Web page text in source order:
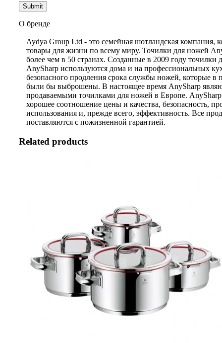
О бренде
Aydya Group Ltd - это семейная шотландская компания,
товары для жизни по всему миру. Точилки для ножей
более чем в 50 странах. Созданные в 2009 году точилки
AnySharp используются дома и на профессиональных
безопасного продления срока службы ножей, которые в
были бы выброшены. В настоящее время AnySharp
продаваемыми точилками для ножей в Европе. AnySharp
хорошее соотношение цены и качества, безопасность,
использования и, прежде всего, эффективность. Все
поставляются с пожизненной гарантией.
Related products